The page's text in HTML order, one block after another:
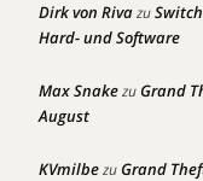
Dirk von Rivazu
Hard- und Software
Max SnakezuGrand
August
KVmilbezuGrand